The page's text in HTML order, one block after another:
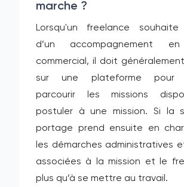
marche ?
Lorsqu'un freelance souhaite
d’un accompagnement
commercial, il doit
sur une plateforme pour
parcourir les missions
postuler à une mission. Si la
portage prend ensuite en
les démarches administratives
associées à la mission et le
plus qu’à se mettre au travail.